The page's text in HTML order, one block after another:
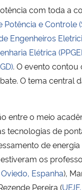
com toda a
e Controle
Engenheiros
Elétrica
. O evento contou
O tema central
entre o meio
de
de
os
Espanha),
Pereira (UFJF,